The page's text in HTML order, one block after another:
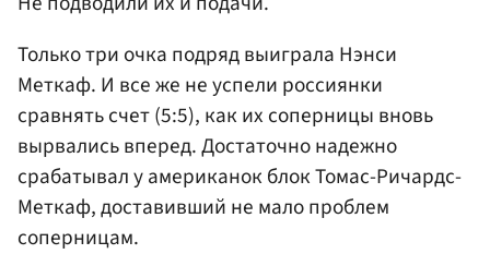
Только три очка подряд выиграла Нэнси
Меткаф. И все же не успели россиянки
сравнять счет (5:5), как их соперницы вновь
вырвались вперед. Достаточно надежно
срабатывал у американок блок Томас-Ричардс-
Меткаф, доставивший не мало проблем
соперницам.